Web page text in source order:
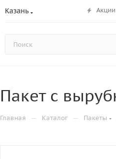
Казань Акции
Пакет с
Главная — Каталог — Пакеты